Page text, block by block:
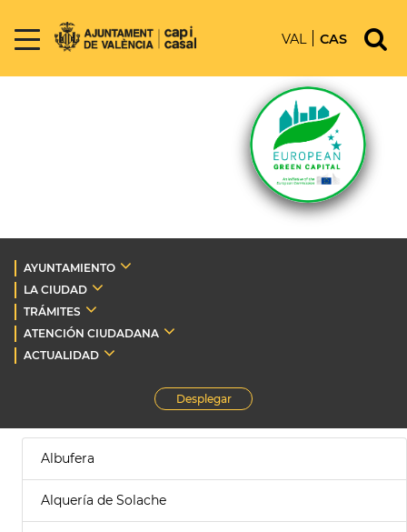
VAL CAS
AYUNTAMIENTO
LA CIUDAD
TRÁMITES
ATENCIÓN CIUDADANA
ACTUALIDAD
Desplegar
Albufera
Alquería de Solache